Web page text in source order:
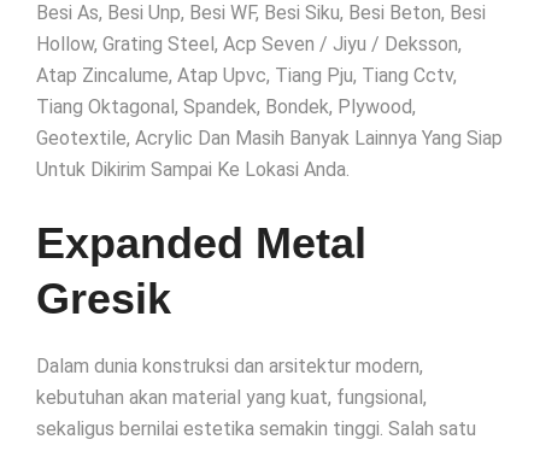
Besi As, Besi Unp, Besi WF, Besi Siku, Besi Beton, Besi
Hollow, Grating Steel, Acp Seven / Jiyu / Deksson,
Atap Zincalume, Atap Upvc, Tiang Pju, Tiang Cctv,
Tiang Oktagonal, Spandek, Bondek, Plywood,
Geotextile, Acrylic Dan Masih Banyak Lainnya Yang Siap
Untuk Dikirim Sampai Ke Lokasi Anda.
Expanded Metal
Gresik
Dalam dunia konstruksi dan arsitektur modern,
kebutuhan akan material yang kuat, fungsional,
sekaligus bernilai estetika semakin tinggi. Salah satu